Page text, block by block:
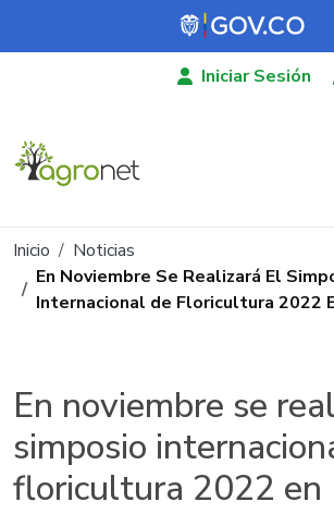
Pasar al contenido principal
Iniciar Sesión
Ruta de navegación
Inicio
Noticias
En Noviembre Se Realizará El
Internacional de Floricultura 2022
En noviembre se
simposio
floricultura 2022 en